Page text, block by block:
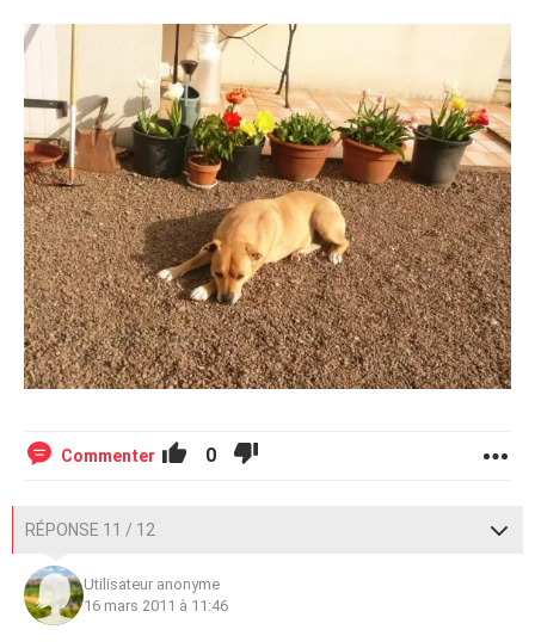
Commenter 0
RÉPONSE 11 / 12
Utilisateur anonyme
16 mars 2011 à 11:46